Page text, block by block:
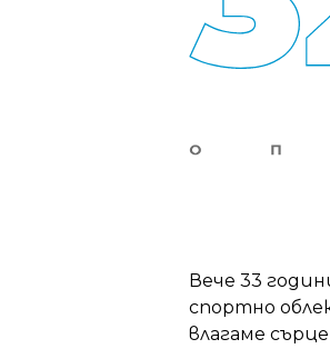
Вече 33
спортно
влагаме